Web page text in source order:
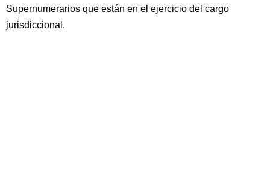
Supernumerarios que están en el ejercicio del cargo
jurisdiccional.